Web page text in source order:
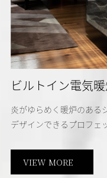
ビルトイン電気
炎がゆらめく暖炉のある
デザインできるプロフェ
VIEW MORE